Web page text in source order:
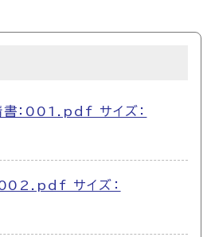
：001.pdf サイズ：
002.pdf サイズ：